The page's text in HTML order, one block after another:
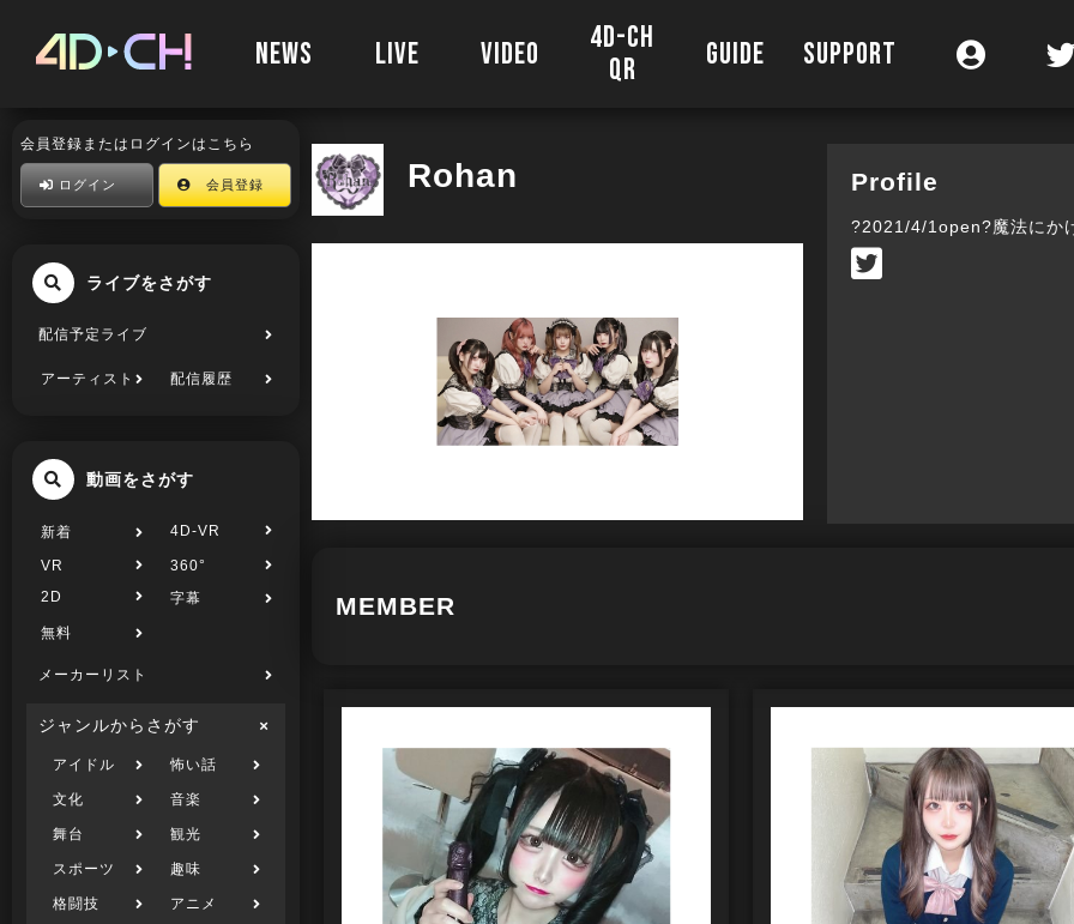
NEWS LIVE VIDEO
4D-CH
QR
GUIDE SUPPORT
会員登録またはログインはこちら
ログイン 会員登録
ライブをさがす
配信予定ライブ
アーティスト 配信履歴
動画をさがす
新着 4D-VR
VR
360°
2D
字幕
無料
メーカーリスト
ジャンルからさがす
アイドル 怖い話
文化 音楽
舞台 観光
スポーツ 趣味
格闘技 アニメ
Rohan Profile
?2021/4/1open?魔法にか
MEMBER